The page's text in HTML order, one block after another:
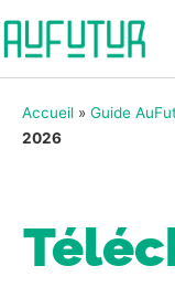
Accueil » Guide
2026